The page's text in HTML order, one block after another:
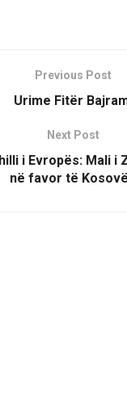
Previous Post
Urime Fitër
Next Post
i Evropës: Mali i
në favor të